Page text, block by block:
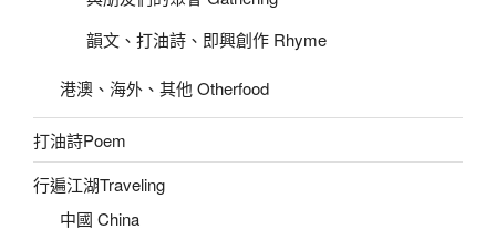
韻文、打油詩、即興創作 Rhyme
港澳、海外、其他 Otherfood
打油詩Poem
行遍江湖Traveling
中國 China